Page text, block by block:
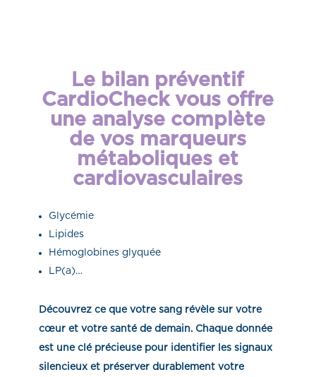
Le bilan préventif
CardioCheck vous offre
une analyse complète
de vos marqueurs
métaboliques et
cardiovasculaires
Glycémie
Lipides
Hémoglobines glyquée
LP(a)…
Découvrez ce que votre sang révèle sur votre
cœur et votre santé de demain. Chaque donnée
est une clé précieuse pour identifier les signaux
silencieux et préserver durablement votre